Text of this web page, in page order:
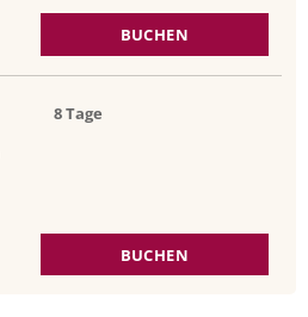
BUCHEN
8 Tage
BUCHEN